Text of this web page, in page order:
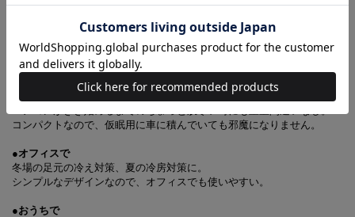
●野球やサッカーなどのスポーツ観戦に
◎。
長時間の観戦時にもGOOD。
コンパクトなので、仮眠用に車に積んでいても邪魔になりません。
●オフィスで
冬場の足元の冷え対策、夏の冷房対策に。
シンプルなデザインなので、オフィスでも使いやすい。
●おうちで